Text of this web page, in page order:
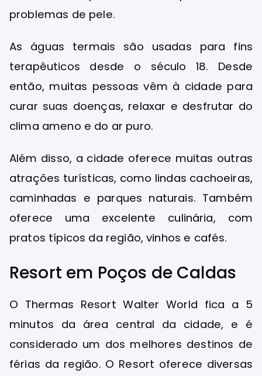
problemas de pele.
As águas termais são usadas para fins
terapêuticos desde o século 18. Desde
então, muitas pessoas vêm à cidade para
curar suas doenças, relaxar e desfrutar do
clima ameno e do ar puro.
Além disso, a cidade oferece muitas outras
atrações turísticas, como lindas cachoeiras,
caminhadas e parques naturais. Também
oferece uma excelente culinária, com
pratos típicos da região, vinhos e cafés.
Resort em Poços de Caldas
O Thermas Resort Walter World fica a 5
minutos da área central da cidade, e é
considerado um dos melhores destinos de
férias da região. O Resort oferece diversas